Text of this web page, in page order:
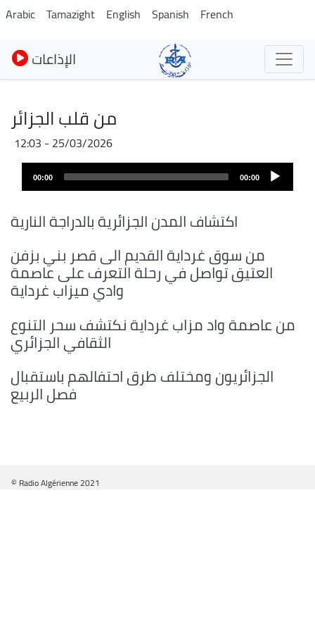
Pasar
al
contenido
principal
Arabic Tamazight English Spanish French
الإذاعات
من قلب الجزائر
25/03/2026 - 12:03
Archivo
audio
00:00
00:00
اكتشاف المدن الجزائرية بالدراجة النارية
من سوق غرداية القديم الى قصر بني بزفن
العتيق تواصل في رحلة التعرف على عاصمة
وادي ميزاب غرداية
من عاصمة واد مزاب غرداية نكتشف سحر التنوع
الثقافي الجزائري
الجزائريون ومختلف طرق احتفالهم باستقبال
فصل الربيع
© Radio Algérienne 2021